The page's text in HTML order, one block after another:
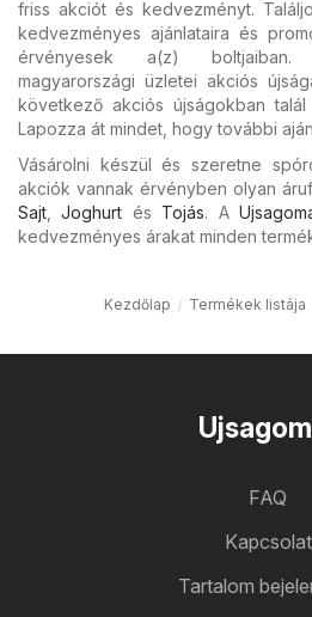
friss akciót és kedvezményt.
kedvezményes ajánlataira és
érvényesek a(z) boltjaiban.
magyarországi üzletei akciós
következő akciós újságokban
Lapozza át mindet, hogy további
Vásárolni készül és szeretne
akciók vannak érvényben olyan
Sajt ,Joghurt és Tojás. A
kedvezményes árakat minden
Kezdőlap Termékek listája
FAQ
Kapcsolat
Tartalom